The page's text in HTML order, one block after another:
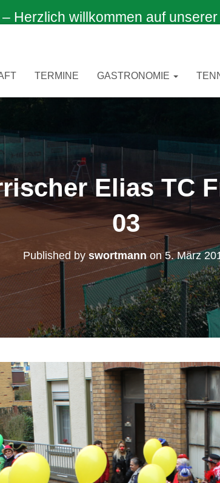
Herzlich willkommen auf
TERMINE GASTRONOMIE
Elias TC
03
Published byswortmannon5. März